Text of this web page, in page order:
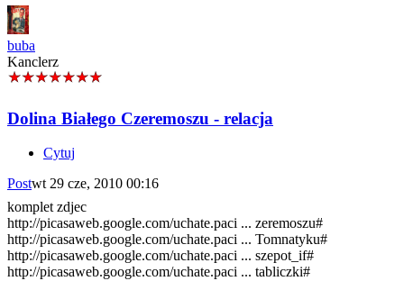
buba
Kanclerz
Dolina Białego Czeremoszu - relacja
Cytuj
Postwt 29 cze, 2010 00:16
komplet zdjec
http://picasaweb.google.com/uchate.paci ... zeremoszu#
http://picasaweb.google.com/uchate.paci ... Tomnatyku#
http://picasaweb.google.com/uchate.paci ... szepot_if#
http://picasaweb.google.com/uchate.paci ... tabliczki#